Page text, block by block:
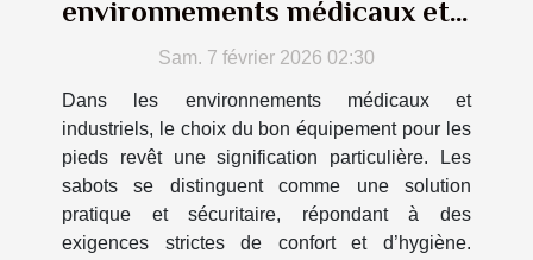
environnements médicaux et
industrielsSam. 7 février 2026 02:30
Dans les environnements médicaux et
industriels, le choix du bon équipement pour les
pieds revêt une signification particulière. Les
sabots se distinguent comme une solution
pratique et sécuritaire, répondant à des
exigences strictes de confort et d’hygiène.